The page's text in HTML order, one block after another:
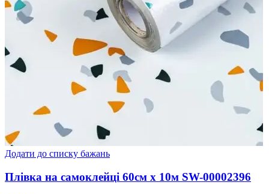
Додати до списку бажань
Плівка на самоклейці 60см х 10м SW-00002396